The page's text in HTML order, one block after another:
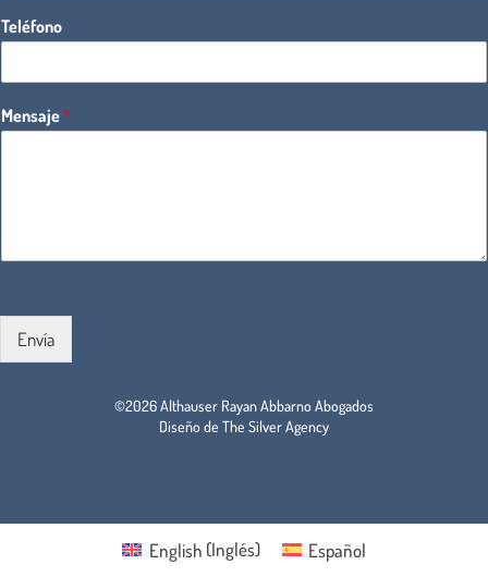
Teléfono
Mensaje*
Envía
©2026 Althauser Rayan Abbarno Abogados
Diseño de The Silver Agency
English (Inglés) Español